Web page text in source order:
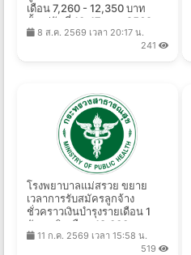
เดือน 7,260 - 12,350 บาท
ตั้งแต่วันที่ 10-17 ส.ค. 2569
8 ส.ค. 2569 เวลา 20:17 น.
241
โรงพยาบาลแม่สรวย ขยาย
เวลาการรับสมัครลูกจ้าง
ชั่วคราวเงินบำรุงรายเดือน 1
อัตรา เงินเดือน 18,000 บาท
ตั้งแต่บัดนี้ - 15 ก.ย. 2569
11 ก.ค. 2569 เวลา 15:58 น.
519